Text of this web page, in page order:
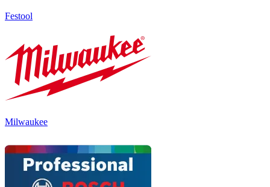
Festool
Milwaukee